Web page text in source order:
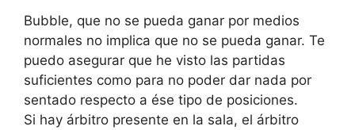
Bubble, que no se pueda ganar por medios
normales no implica que no se pueda ganar. Te
puedo asegurar que he visto las partidas
suficientes como para no poder dar nada por
sentado respecto a ése tipo de posiciones.
Si hay árbitro presente en la sala, el árbitro